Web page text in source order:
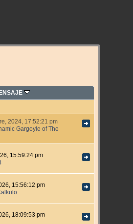
2024, 17:52:21 pm
Gargoyle of The
15:59:24 pm
15:56:12 pm
18:09:53 pm